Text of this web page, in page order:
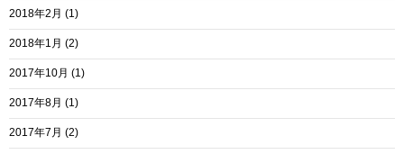
2018年2月 (1)
2018年1月 (2)
2017年10月 (1)
2017年8月 (1)
2017年7月 (2)